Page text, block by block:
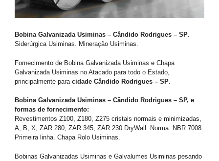
Bobina Galvanizada Usiminas – Cândido Rodrigues – SP.
Siderúrgica Usiminas. Mineração Usiminas.
Fornecimento de Bobina Galvanizada Usiminas e Chapa
Galvanizada Usiminas no Atacado para todo o Estado,
principalmente para cidade Cândido Rodrigues – SP
Bobina Galvanizada Usiminas – Cândido Rodrigues – SP, e
formas de fornecimento:
Revestimentos Z100, Z180, Z275 cristais normais e minimizadas,
A, B, X, ZAR 280, ZAR 345, ZAR 230 DryWall. Norma: NBR 7008.
Primeira linha. Chapa Rolo Usiminas.
Bobinas Galvanizadas Usiminas e Galvalumes Usiminas pesando